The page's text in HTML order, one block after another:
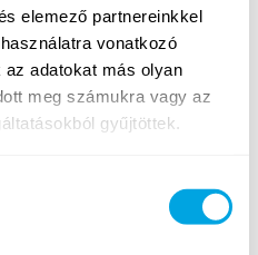
elemező partnereinkkel
vonatkozó
adatokat más olyan
meg számukra vagy az
gyűjtöttek.